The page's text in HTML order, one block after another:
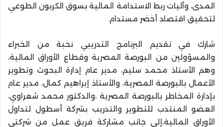
المدى، وآليات ربط الاستدامة المالية بسوق الكربون الطوعي
لتحقيق اقتصاد أخضر مستدام.
شارك في تقديم البرنامج التدريبي نخبة من الخبراء
والمسؤولين من البورصة المصرية وقطاع الأوراق المالية،
وهم الأستاذ محمد سليم، مدير عام إدارة البحوث وتطوير
الأعمال بالبورصة المصرية، والأستاذ إبراهيم كمال، مدير عام
بإدارة المخاطر بالبورصة المصرية ،والدكتور محمد شعراوي،
العضو المنتدب للتطوير والتدريب بشركة أسطول لتداول
الأوراق المالية،إلى جانب مشاركة فريق عمل من شركتي